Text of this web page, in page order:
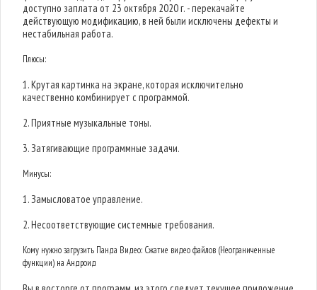
доступно заплата от 23 октября 2020 г. - перекачайте
действующую модификацию, в ней были исключены дефекты и
нестабильная работа.
Плюсы:
1. Крутая картинка на экране, которая исключительно
качественно комбинирует с программой.
2. Приятные музыкальные тоны.
3. Затягивающие программные задачи.
Минусы:
1. Замысловатое управление.
2. Несоответствующие системные требования.
Кому нужно загрузить Панда Видео: Сжатие видео файлов (Неограниченные
функции) на Андроид